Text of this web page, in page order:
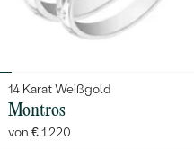
14 Karat Weißgold
Montros
von € 1 220